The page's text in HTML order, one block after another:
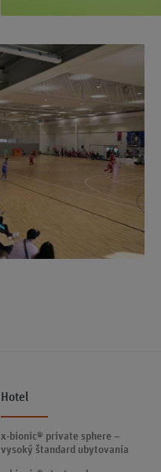
Hotel
x-bionic® private sphere –
vysoký štandard ubytovania